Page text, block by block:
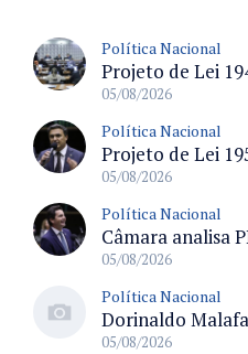
Política Nacional
05/08/2026
Política Nacional
05/08/2026
Política Nacional
05/08/2026
Política Nacional
05/08/2026